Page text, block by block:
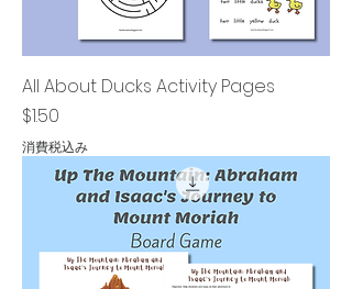
All About Ducks Activity Pages
価格
$1.50
消費税込み